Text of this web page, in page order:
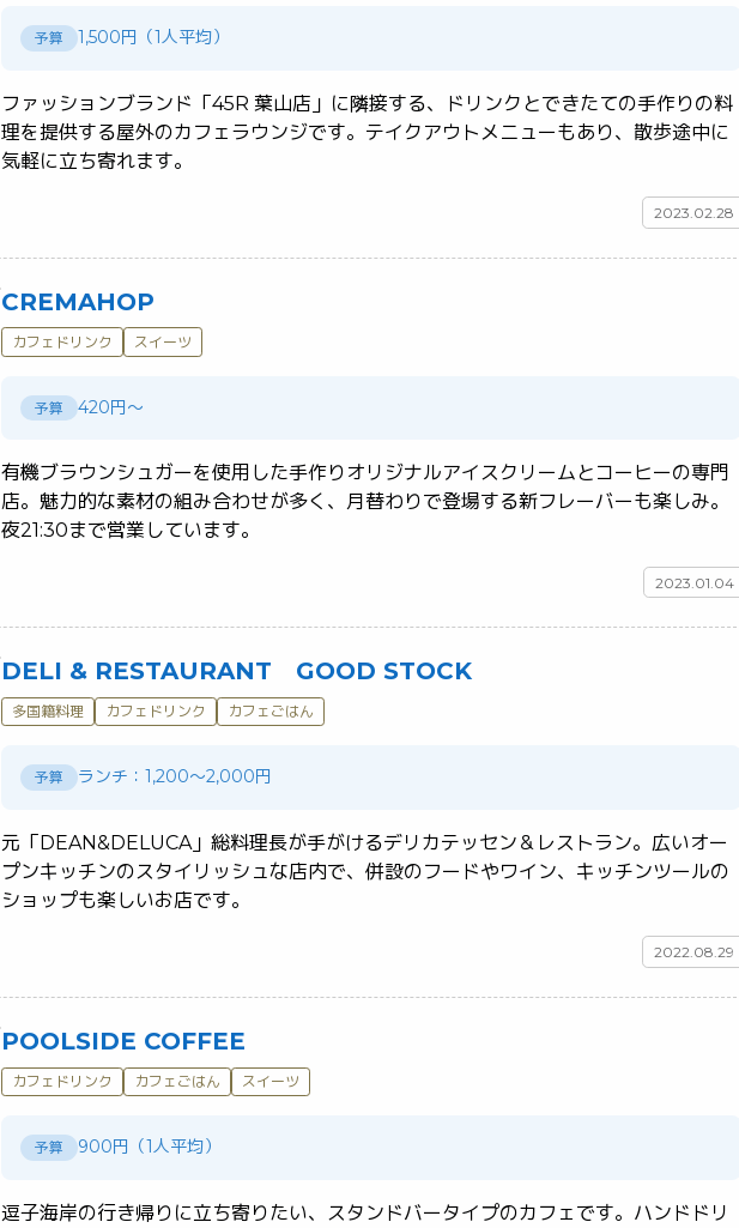
予算 1,500円（1人平均）
ファッションブランド「45R 葉山店」に隣接する、ドリンクとできたての手作りの料
理を提供する屋外のカフェラウンジです。テイクアウトメニューもあり、散歩途中に
2023.02.28
CREMAHOP
カフェドリンク スイーツ
予算 420円～
有機ブラウンシュガーを使用した手作りオリジナルアイスクリームとコーヒーの専門
店。魅力的な素材の組み合わせが多く、月替わりで登場する新フレーバーも楽しみ。
2023.01.04
DELI & RESTAURANT GOOD STOCK
多国籍料理 カフェドリンク カフェごはん
予算 ランチ：1,200～2,000円
元「DEAN&DELUCA」総料理長が手がけるデリカテッセン＆レストラン。広いオー
プンキッチンのスタイリッシュな店内で、併設のフードやワイン、キッチンツールの
2022.08.29
POOLSIDE COFFEE
カフェドリンク カフェごはん スイーツ
予算 900円（1人平均）
逗子海岸の行き帰りに立ち寄りたい、スタンドバータイプのカフェです。ハンドドリ